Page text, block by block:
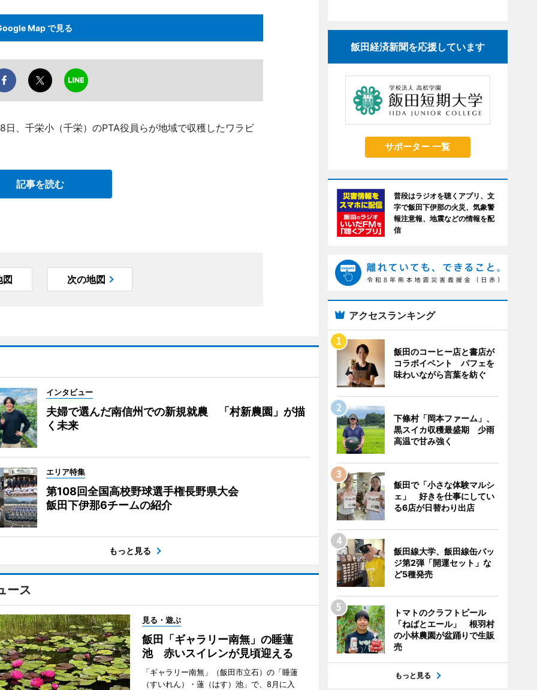
Map で見る
、千栄小（千栄）のPTA役員らが地域で収穫したワラビ
記事を読む
図 次の地図
インタビュー
夫婦で選んだ南信州での新規就農 「村新農園」が描
く未来
エリア特集
第108回全国高校野球選手権長野県大会
飯田下伊那6チームの紹介
もっと見る
ース
見る・遊ぶ
飯田「ギャラリー南無」の睡蓮
池 赤いスイレンが見頃迎える
「ギャラリー南無」（飯田市立石）の「睡蓮
（すいれん）・蓮（はす）池」で、8月に入
飯田経済新聞を応援しています
サポーター 一覧
普段はラジオを聴くアプリ、文
字で飯田下伊那の火災、気象警
報注意報、地震などの情報を配
信
アクセスランキング
飯田のコーヒー店と書店が
コラボイベント パフェを
味わいながら言葉を紡ぐ
下條村「岡本ファーム」、
黒スイカ収穫最盛期 少雨
高温で甘み強く
飯田で「小さな体験マルシ
ェ」 好きを仕事にしてい
る6店が日替わり出店
飯田線大学、飯田線缶バッ
ジ第2弾「開運セット」な
ど5種発売
トマトのクラフトビール
「ねばとエール」 根羽村
の小林農園が盆踊りで生販
売
もっと見る